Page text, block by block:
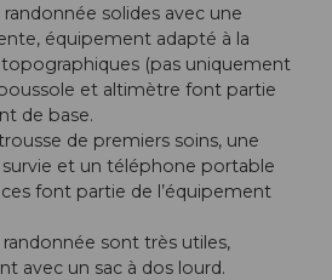
randonnée solides avec une
équipement adapté à la
(pas uniquement
et altimètre font partie
de base.
de premiers soins, une
et un téléphone portable
font partie de l’équipement
sont très utiles,
avec un sac à dos lourd.